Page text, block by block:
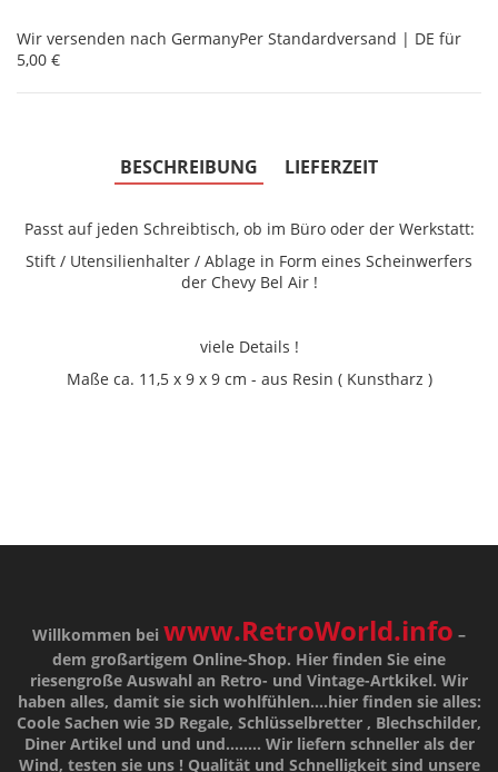
Wir versenden nach GermanyPer Standardversand | DE für
5,00 €
BESCHREIBUNG LIEFERZEIT
Passt auf jeden Schreibtisch, ob im Büro oder der Werkstatt:
Stift / Utensilienhalter / Ablage in Form eines Scheinwerfers
der Chevy Bel Air !
viele Details !
Maße ca. 11,5 x 9 x 9 cm - aus Resin ( Kunstharz )
Willkommen bei www.RetroWorld.info –
dem großartigem Online-Shop. Hier finden Sie eine
riesengroße Auswahl an Retro- und Vintage-Artkikel. Wir
haben alles, damit sie sich wohlfühlen....hier finden sie alles:
Coole Sachen wie 3D Regale, Schlüsselbretter , Blechschilder,
Diner Artikel und und und........ Wir liefern schneller als der
Wind, testen sie uns ! Qualitätund Schnelligkeitsind unsere